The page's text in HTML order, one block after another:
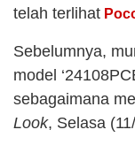
telah terlihat
Sebelumnya,
model
sebagaimana
Look, Selasa